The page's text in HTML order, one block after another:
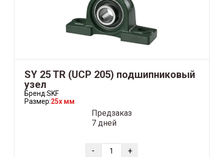
SY 25 TR (UCP 205) подшипниковый
узел
Бренд:SKF
Размер:25x мм
Предзаказ
7 дней
- +